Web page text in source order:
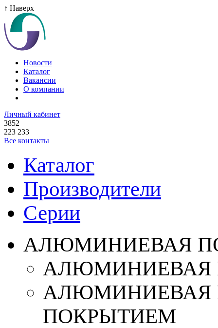
↑ Наверх
Новости
Каталог
Вакансии
О компании
Личный кабинет
3852
223 233
Все контакты
Каталог
Производители
Серии
АЛЮМИНИЕВАЯ
АЛЮМИНИЕВАЯ
АЛЮМИНИЕВАЯ
ПОКРЫТИЕМ